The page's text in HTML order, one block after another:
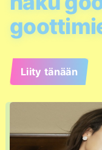
Liity tänään